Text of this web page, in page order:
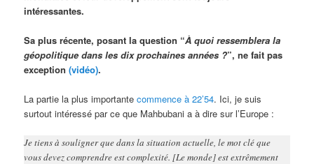
intéressantes.
Sa plus récente, posant la question “À quoi ressemblera la
géopolitique dans les dix prochaines années ?”, ne fait pas
exception(vidéo).
La partie la plus importantecommence à 22’54. Ici, je suis
surtout intéressé par ce que Mahbubani a à dire sur l’Europe :
Je tiens à souligner que dans la situation actuelle, le mot clé que
vous devez comprendre est complexité. [Le monde] est extrêmement